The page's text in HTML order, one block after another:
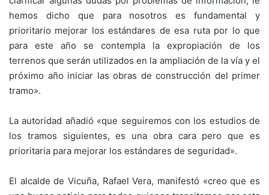
hemos dicho que para nosotros es fundamental y
prioritario mejorar los estándares de esa ruta por lo que
para este año se contempla la expropiación de los
terrenos que serán utilizados en la ampliación de la vía y el
próximo año iniciar las obras de construcción del primer
tramo».
La autoridad añadió «que seguiremos con los estudios de
los tramos siguientes, es una obra cara pero que es
prioritaria para mejorar los estándares de seguridad».
El alcalde de Vicuña, Rafael Vera, manifestó «creo que es